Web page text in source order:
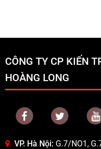
CÔNG TY CP KIẾN
HOÀNG LONG
VP. Hà Nội: G.7/NO1,